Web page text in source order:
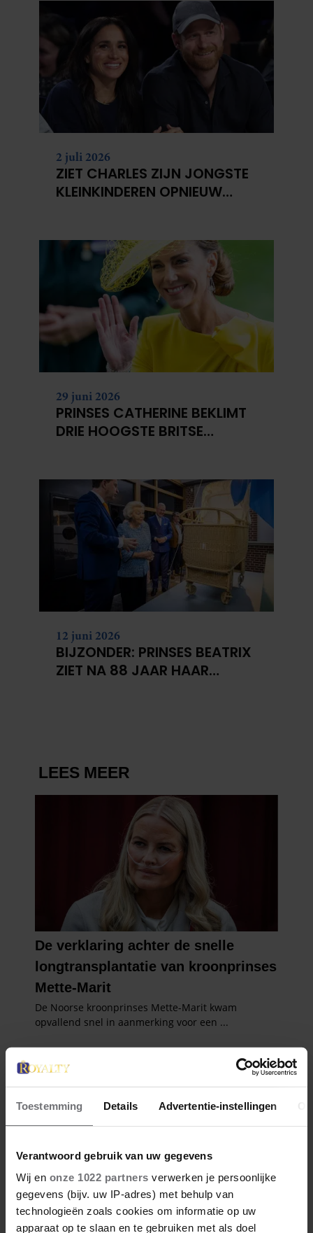
Toestemming Details Advertentie-instellingen
Verantwoord gebruik van uw gegevens
Wij en onze 1022 partners verwerken je persoonlijke
gegevens (bijv. uw IP-adres) met behulp van
technologieën zoals cookies om informatie op uw
apparaat op te slaan en te gebruiken met als doel
2 juli 2026
ZIET CHARLES ZIJN JONGSTE
KLEINKINDEREN OPNIEUW
29 juni 2026
PRINSES CATHERINE BEKLIMT
DRIE HOOGSTE BRITSE
12 juni 2026
BIJZONDER: PRINSES BEATRIX
ZIET NA 88 JAAR HAAR